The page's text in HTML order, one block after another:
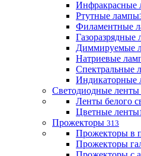
Инфракрасные
Ртутные лампы
Филаментные
Газоразрядные
Диммируемые
Натриевые
Спектральные
Индикаторные
Светодиодные ленты
Ленты белого
Цветные ленты
Прожекторы 313
Прожекторы в
Прожекторы